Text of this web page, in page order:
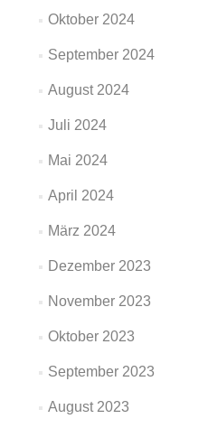
Oktober 2024
September 2024
August 2024
Juli 2024
Mai 2024
April 2024
März 2024
Dezember 2023
November 2023
Oktober 2023
September 2023
August 2023